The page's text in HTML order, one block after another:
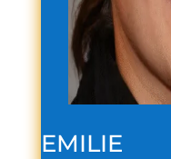
EMILIE